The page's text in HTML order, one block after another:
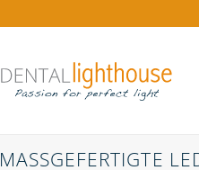
MASSGEFERTIGTE